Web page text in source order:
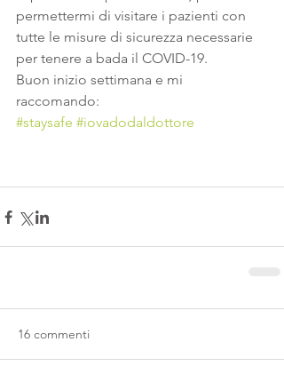
permettermi di visitare i pazienti con
tutte le misure di sicurezza necessarie
per tenere a bada il COVID-19.
Buon inizio settimana e mi
raccomando:
#staysafe #iovadodaldottore
16 commenti